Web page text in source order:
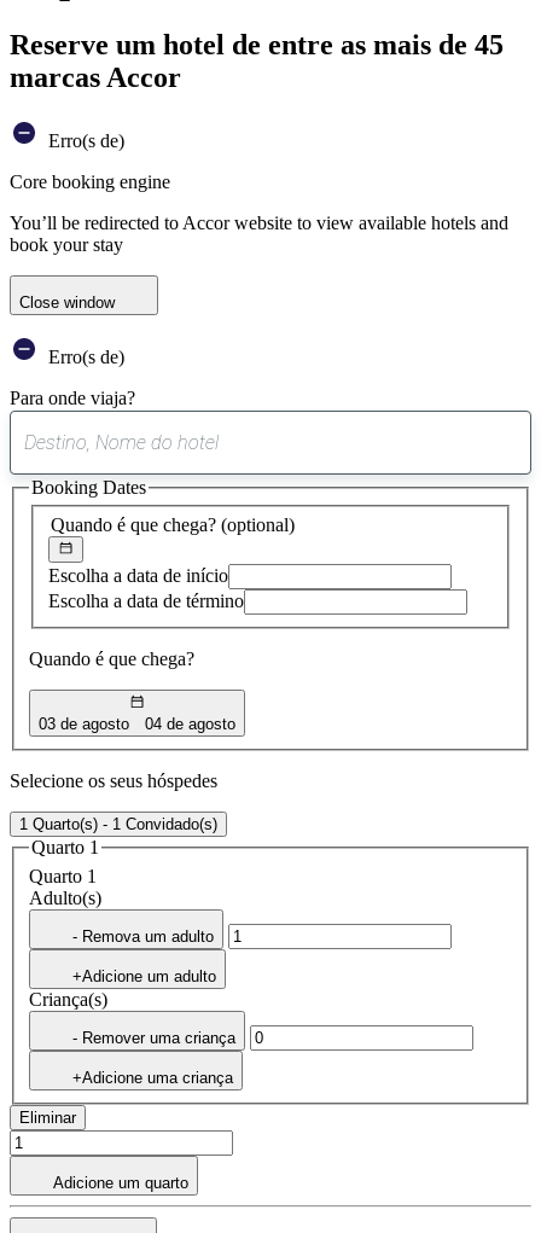
Reserve um hotel de entre as mais de 45
marcas Accor
Erro(s de)
Core booking engine
You’ll be redirected to Accor website to view available hotels and
book your stay
Close window
Erro(s de)
Para onde viaja?
sugestão
encontrada
Quando é que chega? (optional)
Escolha a data de início
Escolha a data de término
Quando é que chega?
03 de agosto 04 de agosto
Booking Dates
Selecione os seus hóspedes
1 Quarto(s) - 1 Convidado(s)
Quarto 1
Quarto 1
Adulto(s)
- Remova um adulto
+Adicione um adulto
Criança(s)
- Remover uma criança
+Adicione uma criança
Eliminar
Adicione um quarto